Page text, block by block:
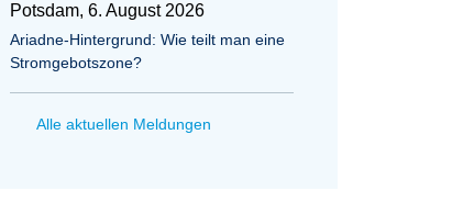
Potsdam, 6. August 2026
Ariadne-Hintergrund: Wie teilt man eine
Stromgebotszone?
Alle aktuellen Meldungen